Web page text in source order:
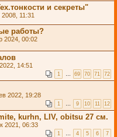
и секреты"
11:31
работы?
2024, 00:02
14:51
1 … 69 70 71 72
2022, 19:28
1 … 9 10 11 12
kurhn, LIV, obitsu 27 см.
2021, 06:33
1 … 4 5 6 7